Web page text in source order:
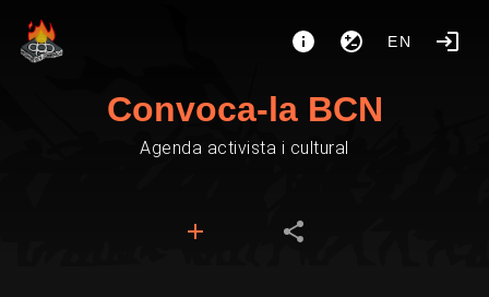
EN
Convoca-la BCN
Agenda activista i cultural